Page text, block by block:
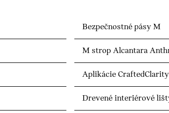
Bezpečnostné pásy M
M strop Alcantara
Aplikácie
Drevené interiérové